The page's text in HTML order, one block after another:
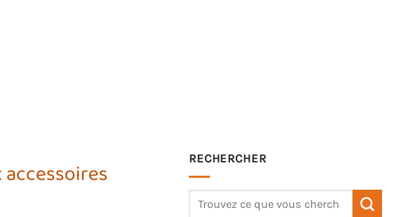
RECHERCHER